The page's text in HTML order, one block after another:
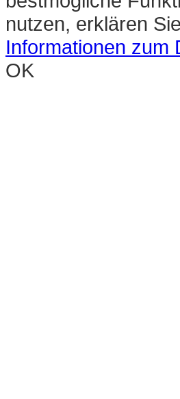
nutzen, erklären
Informationen zum
OK